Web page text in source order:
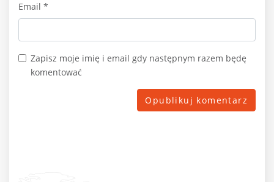
Email *
Zapisz moje imię i email gdy następnym razem będę
komentować